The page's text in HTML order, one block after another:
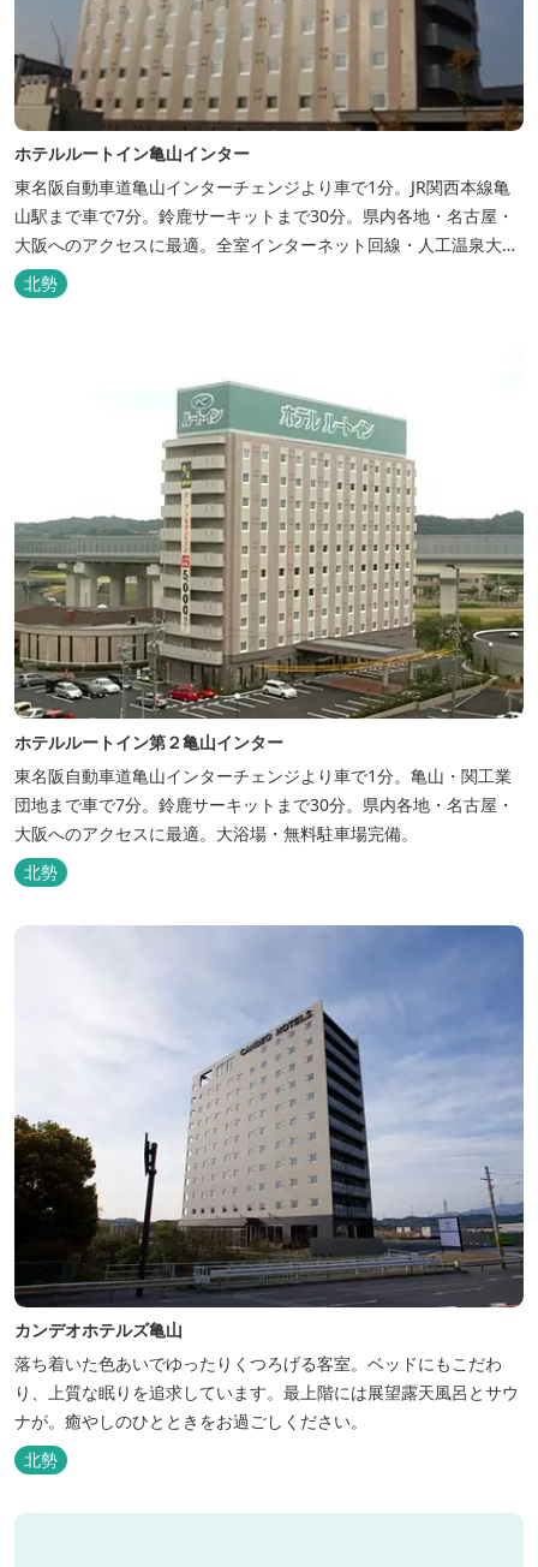
ホテルルートイン亀山インター
東名阪自動車道亀山インターチェンジより車で1分。JR関西本線亀
山駅まで車で7分。鈴鹿サーキットまで30分。県内各地・名古屋・
大阪へのアクセスに最適。全室インターネット回線・人工温泉大浴
場・無料平面駐車場89台完備。
北勢
ホテルルートイン第２亀山インター
東名阪自動車道亀山インターチェンジより車で1分。亀山・関工業
団地まで車で7分。鈴鹿サーキットまで30分。県内各地・名古屋・
大阪へのアクセスに最適。大浴場・無料駐車場完備。
北勢
カンデオホテルズ亀山
落ち着いた色あいでゆったりくつろげる客室。ベッドにもこだわ
り、上質な眠りを追求しています。最上階には展望露天風呂とサウ
ナが。癒やしのひとときをお過ごしください。
北勢